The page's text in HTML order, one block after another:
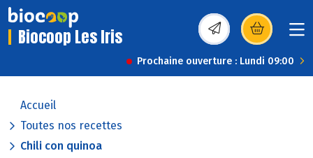
Biocoop Les Iris (s’ouvre dans une
Prochaine ouverture : Lundi 09:00
Accueil
Toutes nos recettes
Chili con quinoa